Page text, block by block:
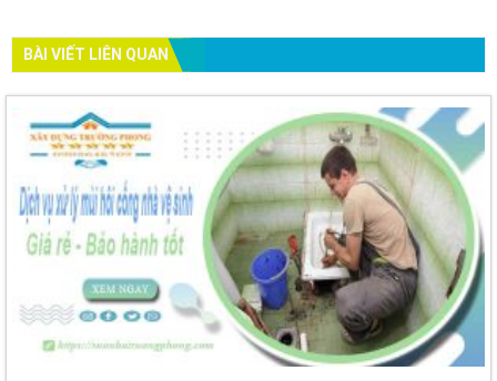
BÀI VIẾT LIÊN QUAN